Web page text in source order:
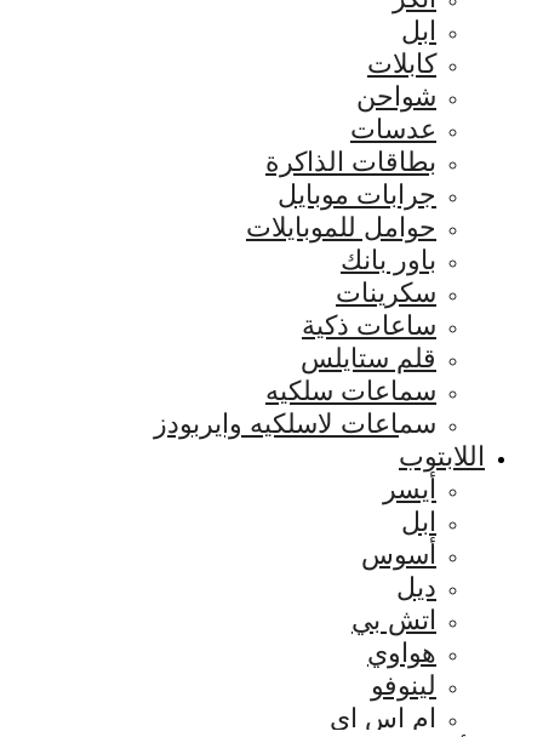
ابل
كابلات
شواحن
عدسات
بطاقات الذاكرة
جرابات موبايل
حوامل للموبايلات
باور بانك
سكرينات
ساعات ذكية
قلم ستايلس
سماعات سلكيه
سماعات لاسلكيه وايربودز
اللابتوب
أيسر
ابل
أسوس
ديل
اتش بي
هواوي
لينوفو
ام اس اي